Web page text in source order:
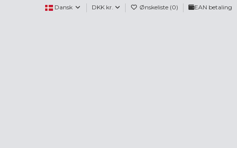
Dansk DKK kr. Ønskeliste (0) EAN betaling